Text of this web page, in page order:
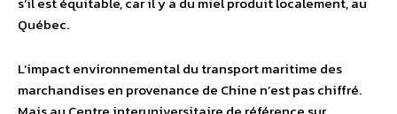
Québec.
L’impact environnemental du transport maritime des
marchandises en provenance de Chine n’est pas chiffré.